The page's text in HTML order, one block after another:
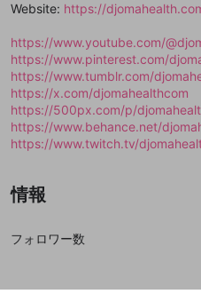
Website: https://
https://www.youtube.com/
https://www.pinterest.com/
https://www.tumblr.com/
https://x.com/djomahealthcom
https://500px.com/p/
https://www.behance.net/
https://www.twitch.tv/
情報
フォロワー数
改造版・海賊版ソフトの
政治的・宗教的・人種
その他の問題